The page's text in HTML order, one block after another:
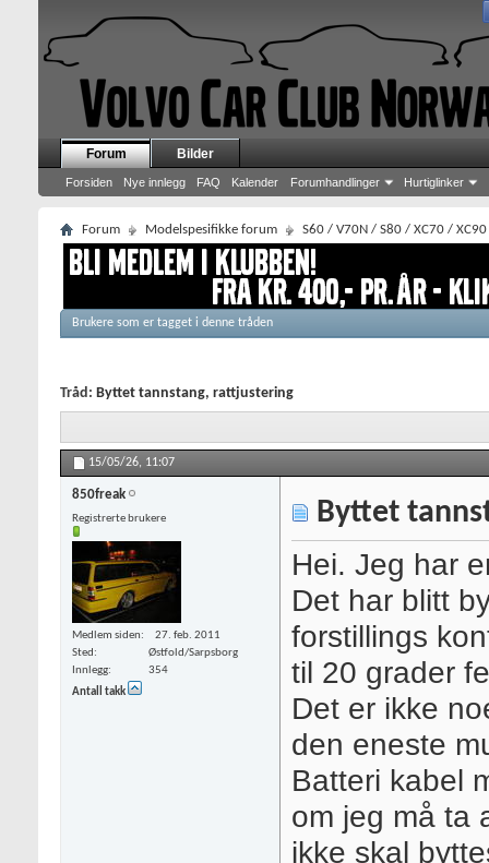
Forum
Forsiden Nye innlegg FAQ Kalender Forumhandlinger Hurtiglinker
Bilder
Forum Modelspesifikke forum S60 / V70N / S80 / XC70 / XC90
Brukere som er tagget i denne tråden
Tråd: Byttet tannstang, rattjustering
15/05/26, 11:07
850freak
Registrerte brukere
Medlem siden
27. feb. 2011
Sted
Østfold/Sarpsborg
Innlegg
354
Antall takk
Byttet
Hei. Jeg har
Det har blitt
forstillings
til 20 grader
Det er ikke
den eneste
Batteri kabel
om jeg må ta
ikke skal